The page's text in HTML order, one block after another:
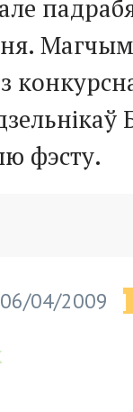
фэсту.
04/2009 |